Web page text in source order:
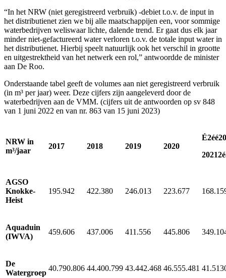
“In het NRW (niet geregistreerd verbruik) -debiet t.o.v. de input in
het distributienet zien we bij alle maatschappijen een, voor sommige
waterbedrijven weliswaar lichte, dalende trend. Er gaat dus elk jaar
minder niet-gefactureerd water verloren t.o.v. de totale input water in
het distributienet. Hierbij speelt natuurlijk ook het verschil in grootte
en uitgestrektheid van het netwerk een rol,” antwoordde de minister
aan De Roo.
Onderstaande tabel geeft de volumes aan niet geregistreerd verbruik
(in m³ per jaar) weer. Deze cijfers zijn aangeleverd door de
waterbedrijven aan de VMM. (cijfers uit de antwoorden op sv 848
van 1 juni 2022 en van nr. 863 van 15 juni 2023)
NRW in
m³/jaar
2017 2018 2019 2020
2021
AGSO
Knokke-
Heist
195.942 422.380 246.013 223.677
Aquaduin
(IWVA)
459.606 437.006 411.556 445.806
De
Watergroep
40.790.806 44.400.799 43.442.468 46.555.481